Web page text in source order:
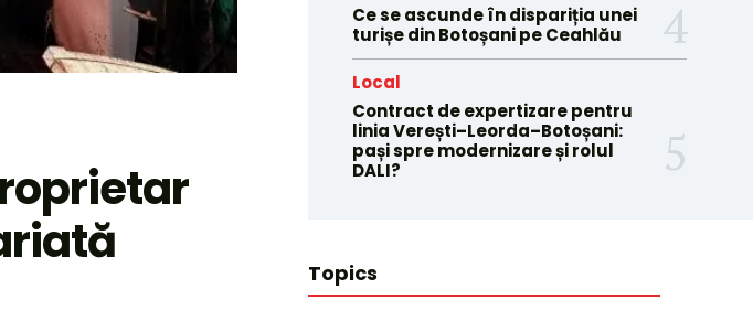
Ce se ascunde în dispariția unei
turișe din Botoșani pe Ceahlău
Local
Contract de expertizare pentru
linia Verești–Leorda–Botoșani:
pași spre modernizare și rolul
DALI?
Topics